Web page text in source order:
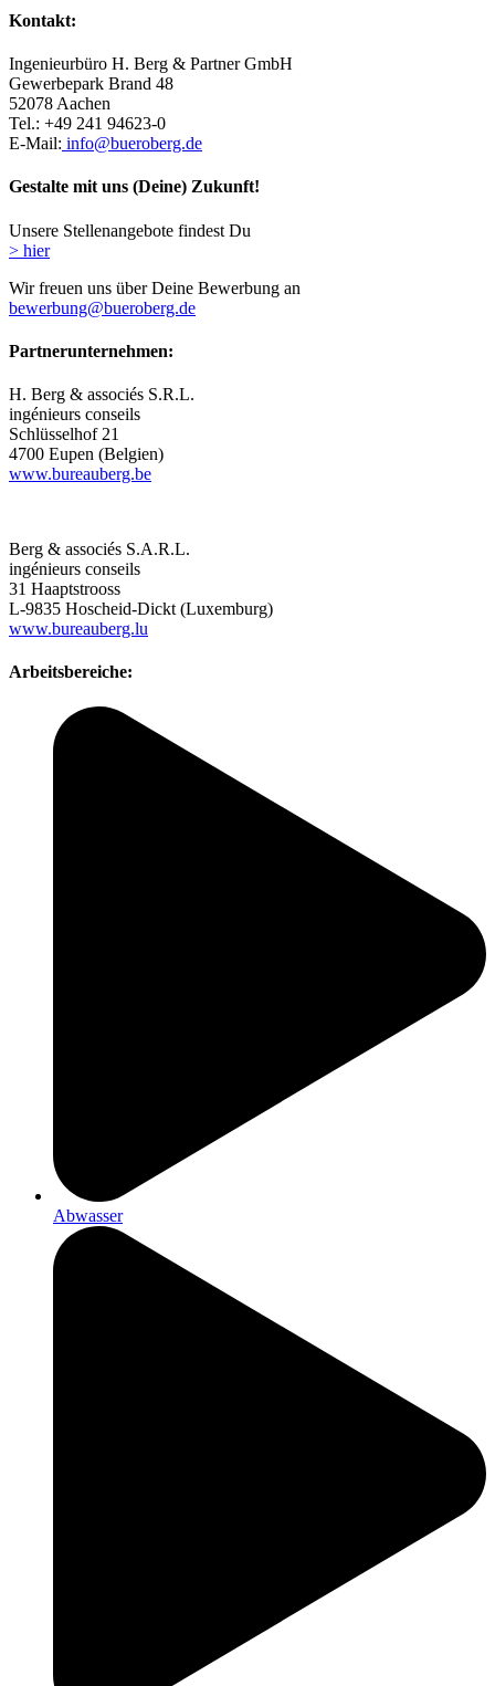
Kontakt:
Ingenieurbüro H. Berg & Partner GmbH
Gewerbepark Brand 48
52078 Aachen
Tel.: +49 241 94623-0
E-Mail: info@bueroberg.de
Gestalte mit uns (Deine) Zukunft!
Unsere Stellenangebote findest Du
> hier
Wir freuen uns über Deine Bewerbung an
bewerbung@bueroberg.de
Partnerunternehmen:
H. Berg & associés S.R.L.
ingénieurs conseils
Schlüsselhof 21
4700 Eupen (Belgien)
www.bureauberg.be
Berg & associés S.A.R.L.
ingénieurs conseils
31 Haaptstrooss
L-9835 Hoscheid-Dickt (Luxemburg)
www.bureauberg.lu
Arbeitsbereiche:
Abwasser